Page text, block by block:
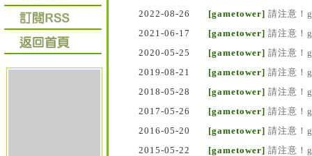
2022-08-26
[gametower] 請注意！
2021-06-17
[gametower] 請注意！
2020-05-25
[gametower] 請注意！
2019-08-21
[gametower] 請注意！
2018-05-28
[gametower] 請注意！
2017-05-26
[gametower] 請注意！
2016-05-20
[gametower] 請注意！
2015-05-22
[gametower] 請注意！